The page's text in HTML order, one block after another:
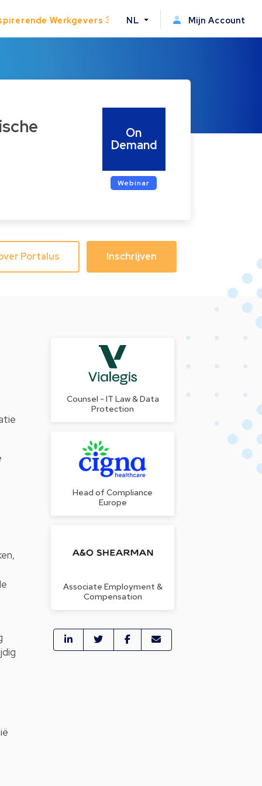
Werkgevers NL Mijn Account
On
Demand
Webinar
Inschrijven
Portalus
Counsel - IT Law & Data
Protection
Head of Compliance
Europe
Associate Employment &
Compensation